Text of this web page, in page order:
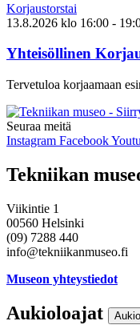
Korjaustorstai
13.8.2026 klo 16:00 -
Yhteisöllinen
Tervetuloa korjaamaan
Seuraa meitä
Instagram Facebook
Tekniikan
Viikintie 1
00560 Helsinki
(09) 7288 440
info@tekniikanmuseo.fi
Museon yhteystiedot
Aukioloajat